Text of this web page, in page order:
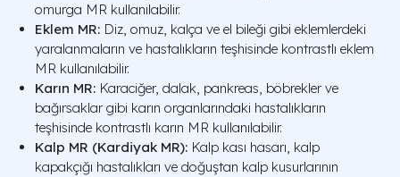
omurga MR kullanılabilir.
Eklem MR: Diz, omuz, kalça ve el bileği gibi eklemlerdeki
yaralanmaların ve hastalıkların teşhisinde kontrastlı eklem
MR kullanılabilir.
Karın MR: Karaciğer, dalak, pankreas, böbrekler ve
bağırsaklar gibi karın organlarındaki hastalıkların
teşhisinde kontrastlı karın MR kullanılabilir.
Kalp MR (Kardiyak MR): Kalp kası hasarı, kalp
kapakçığı hastalıkları ve doğuştan kalp kusurlarının